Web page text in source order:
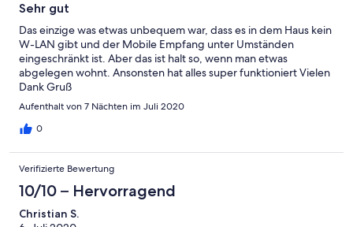
Sehr gut
Das einzige was etwas unbequem war, dass es in dem Haus kein
W-LAN gibt und der Mobile Empfang unter Umständen
eingeschränkt ist. Aber das ist halt so, wenn man etwas
abgelegen wohnt. Ansonsten hat alles super funktioniert Vielen
Dank Gruß
Aufenthalt von 7 Nächten im Juli 2020
0
Verifizierte Bewertung
10/10 – Hervorragend
Christian S.